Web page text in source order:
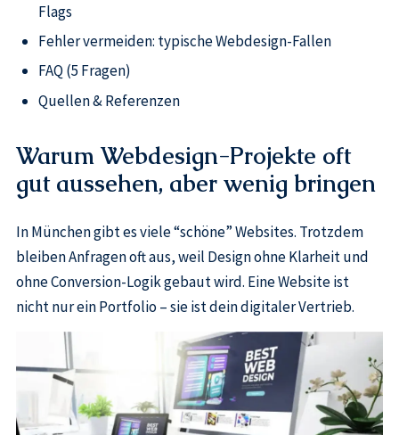
Flags
Fehler vermeiden: typische Webdesign-Fallen
FAQ (5 Fragen)
Quellen & Referenzen
Warum Webdesign-Projekte oft
gut aussehen, aber wenig bringen
In München gibt es viele “schöne” Websites. Trotzdem
bleiben Anfragen oft aus, weil Design ohne Klarheit und
ohne Conversion-Logik gebaut wird. Eine Website ist
nicht nur ein Portfolio – sie ist dein digitaler Vertrieb.